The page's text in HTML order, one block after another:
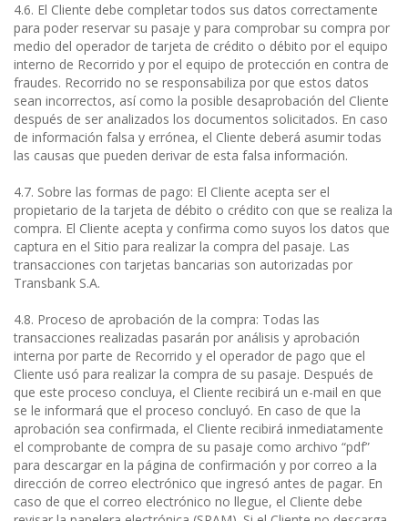
4.6. El Cliente debe completar todos sus datos correctamente
para poder reservar su pasaje y para comprobar su compra por
medio del operador de tarjeta de crédito o débito por el equipo
interno de Recorrido y por el equipo de protección en contra de
fraudes. Recorrido no se responsabiliza por que estos datos
sean incorrectos, así como la posible desaprobación del Cliente
después de ser analizados los documentos solicitados. En caso
de información falsa y errónea, el Cliente deberá asumir todas
las causas que pueden derivar de esta falsa información.
4.7. Sobre las formas de pago: El Cliente acepta ser el
propietario de la tarjeta de débito o crédito con que se realiza la
compra. El Cliente acepta y confirma como suyos los datos que
captura en el Sitio para realizar la compra del pasaje. Las
transacciones con tarjetas bancarias son autorizadas por
Transbank S.A.
4.8. Proceso de aprobación de la compra: Todas las
transacciones realizadas pasarán por análisis y aprobación
interna por parte de Recorrido y el operador de pago que el
Cliente usó para realizar la compra de su pasaje. Después de
que este proceso concluya, el Cliente recibirá un e-mail en que
se le informará que el proceso concluyó. En caso de que la
aprobación sea confirmada, el Cliente recibirá inmediatamente
el comprobante de compra de su pasaje como archivo “pdf”
para descargar en la página de confirmación y por correo a la
dirección de correo electrónico que ingresó antes de pagar. En
caso de que el correo electrónico no llegue, el Cliente debe